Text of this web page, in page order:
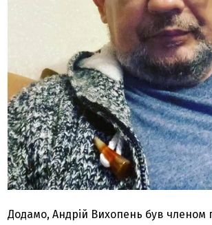
Додамо, Андрій Вихопень був членом